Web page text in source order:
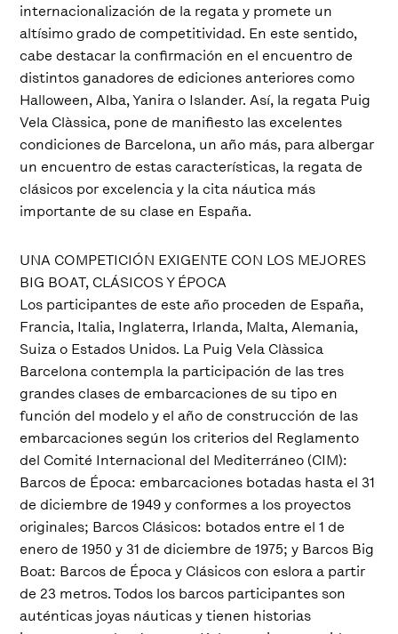
internacionalización de la regata y promete un
altísimo grado de competitividad. En este sentido,
cabe destacar la confirmación en el encuentro de
distintos ganadores de ediciones anteriores como
Halloween, Alba, Yanira o Islander. Así, la regata Puig
Vela Clàssica, pone de manifiesto las excelentes
condiciones de Barcelona, un año más, para albergar
un encuentro de estas características, la regata de
clásicos por excelencia y la cita náutica más
importante de su clase en España.
UNA COMPETICIÓN EXIGENTE CON LOS MEJORES
BIG BOAT, CLÁSICOS Y ÉPOCA
Los participantes de este año proceden de España,
Francia, Italia, Inglaterra, Irlanda, Malta, Alemania,
Suiza o Estados Unidos. La Puig Vela Clàssica
Barcelona contempla la participación de las tres
grandes clases de embarcaciones de su tipo en
función del modelo y el año de construcción de las
embarcaciones según los criterios del Reglamento
del Comité Internacional del Mediterráneo (CIM):
Barcos de Época: embarcaciones botadas hasta el 31
de diciembre de 1949 y conformes a los proyectos
originales; Barcos Clásicos: botados entre el 1 de
enero de 1950 y 31 de diciembre de 1975; y Barcos Big
Boat: Barcos de Época y Clásicos con eslora a partir
de 23 metros. Todos los barcos participantes son
auténticas joyas náuticas y tienen historias